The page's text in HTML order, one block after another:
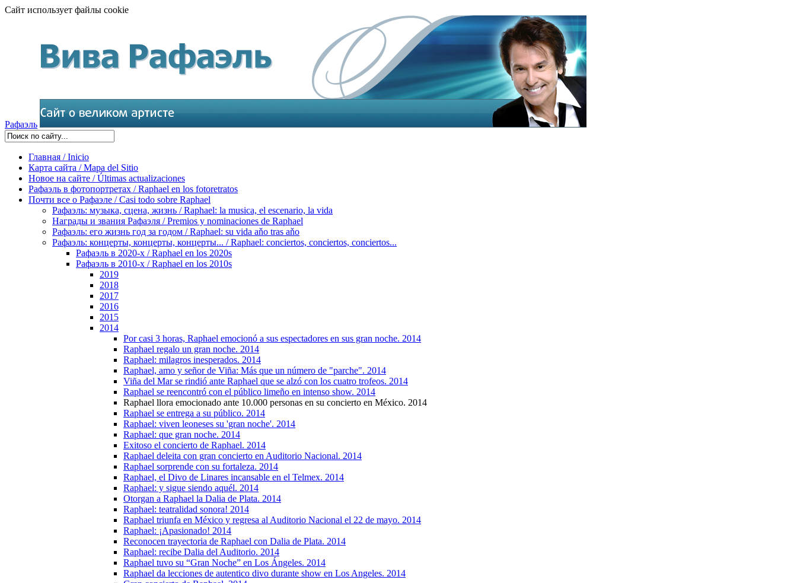
Сайт использует файлы cookie
Рафаэль
Главная / Inicio
Карта сайта / Mapa del Sitio
Новое на сайте / Últimas actualizaciones
Рафаэль в фотопортретах / Raphael en los fotoretratos
Почти все о Рафаэле / Casi todo sobre Raphael
Рафаэль: музыка, сцена, жизнь / Raphael: la musica, el escenario, la vida
Награды и звания Рафаэля / Premios y nominaciones de Raphael
Рафаэль: его жизнь год за годом / Raphael: su vida aňo tras aňo
Рафаэль: концерты, концерты, концерты... / Raphael: conciertos, сonciertos, сonciertos...
Рафаэль в 2020-х / Raphael en los 2020s
Рафаэль в 2010-х / Raphael en los 2010s
2019
2018
2017
2016
2015
2014
Por casi 3 horas, Raphael emocionó a sus espectadores en sus gran noche. 2014
Raphael regalo un gran noche. 2014
Raphael: milagros inesperados. 2014
Raphael, amo y señor de Viña: Más que un número de "parche". 2014
Viña del Mar se rindió ante Raphael que se alzó con los cuatro trofeos. 2014
Raphael se reencontró con el público limeño en intenso show. 2014
Raphael llora emocionado ante 10.000 personas en su concierto en México. 2014
Raphael se entrega a su público. 2014
Raphael: viven leoneses su 'gran noche'. 2014
Raphael: que gran noche. 2014
Exitoso el concierto de Raphael. 2014
Raphael deleita con gran concierto en Auditorio Nacional. 2014
Raphael sorprende con su fortaleza. 2014
Raphael, el Divo de Linares incansable en el Telmex. 2014
Raphael: y sigue siendo aquél. 2014
Otorgan a Raphael la Dalia de Plata. 2014
Raphael: teatralidad sonora! 2014
Raphael triunfa en México y regresa al Auditorio Nacional el 22 de mayo. 2014
Raphael: ¡Apasionado! 2014
Reconocen trayectoria de Raphael con Dalia de Plata. 2014
Raphael: recibe Dalia del Auditorio. 2014
Raphael tuvo su “Gran Noche” en Los Ángeles. 2014
Raphael da lecciones de autentico divo durante show en Los Angeles. 2014